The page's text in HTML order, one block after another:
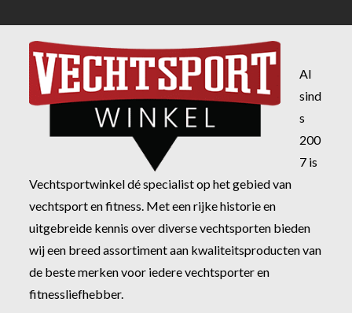
Al
sind
s
200
7 is
Vechtsportwinkel dé specialist op het gebied van
vechtsport en fitness. Met een rijke historie en
uitgebreide kennis over diverse vechtsporten bieden
wij een breed assortiment aan kwaliteitsproducten van
de beste merken voor iedere vechtsporter en
fitnessliefhebber.